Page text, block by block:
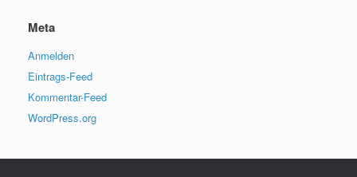
Meta
Anmelden
Eintrags-Feed
Kommentar-Feed
WordPress.org